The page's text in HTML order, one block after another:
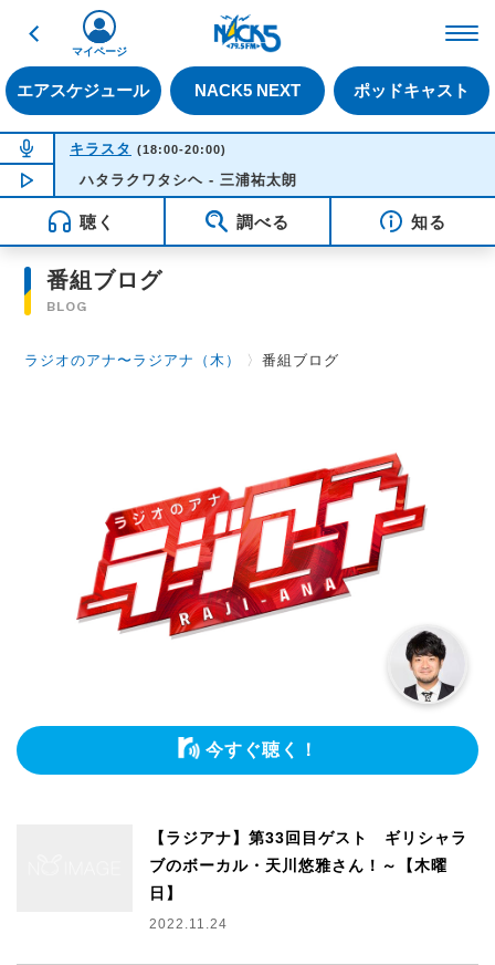
戻る
エアスケジュール NACK5 NEXT ポッドキャスト
マイページ
NOW ON AIR
キラスタ (18:00-20:00)
NOW PLAYING18:18
ハタラクワタシヘ - 三浦祐太朗
聴く 調べる 知る
番組ブログ
BLOG
ラジオのアナ〜ラジアナ（木） 〉番組ブログ
今すぐ聴く！
【ラジアナ】第33回目ゲスト ギリシャラ
ブのボーカル・天川悠雅さん！～【木曜
日】
2022.11.24